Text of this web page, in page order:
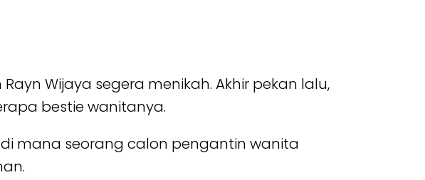
Wijaya segera menikah. Akhir pekan lalu,
bestie wanitanya.
mana seorang calon pengantin wanita